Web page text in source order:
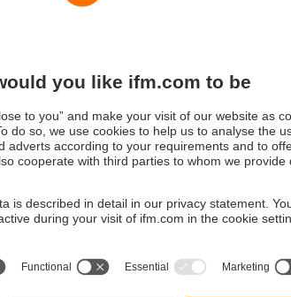
Senzor
PLC
Analogni
Sustav